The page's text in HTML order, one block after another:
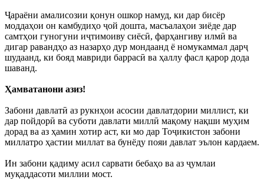
Ҷараёни амалисозии қонун ошкор намуд, ки дар бисёр
моддаҳои он камбудиҳо ҷой дошта, масъалаҳои зиёде дар
самтҳои гуногуни иҷтимоиву сиёсӣ, фарҳангиву илмӣ ва
дигар равандҳо аз назарҳо дур мондаанд ё номукаммал дарҷ
шудаанд, ки бояд мавриди баррасӣ ва ҳаллу фасл қарор дода
шаванд.
Ҳамватанони азиз!
Забони давлатӣ аз рукнҳои асосии давлатдории миллист, ки
дар пойдорӣ ва суботи давлати миллӣ мақому нақши муҳим
дорад ва аз ҳамин хотир аст, ки мо дар Тоҷикистон забони
миллатро ҳастии миллат ва бунёду пояи давлат эълон кардаем.
Ин забони қадиму асил сарвати бебаҳо ва аз ҷумлаи
муқаддасоти миллии мост.